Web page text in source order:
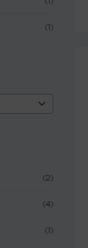
(1)
(2)
(4)
(1)